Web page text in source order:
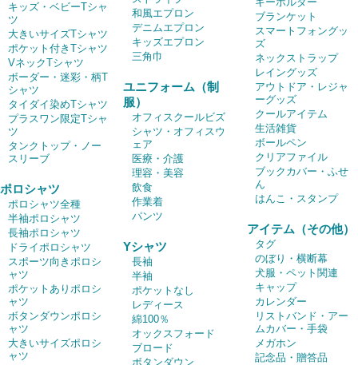
キッズ・ベビーTシャ
ツ
大きいサイズTシャツ
ポケット付きTシャツ
VネックTシャツ
ボーダー・迷彩・柄T
シャツ
タイダイ染めTシャツ
プラスワン限定Tシャ
ツ
タンクトップ・ノー
スリーブ
ポロシャツ
ポロシャツ全種
半袖ポロシャツ
長袖ポロシャツ
ドライポロシャツ
スポーツ向きポロシ
ャツ
ポケットありポロシ
ャツ
ボタンダウンポロシ
ャツ
大きいサイズポロシ
ャツ
和風エプロン
デニムエプロン
キッズエプロン
三角巾
ユニフォーム（制
服）
オフィスクールビズ
シャツ・オフィスウ
ェア
医療・介護
理容・美容
飲食
作業着
パンツ
Yシャツ
長袖
半袖
ポケットなし
レディース
綿100％
オックスフォード
ブロード
ボタンダウン
ブランケット
スマートフォングッ
ズ
ネックストラップ
レイングッズ
アウトドア・レジャ
ーグッズ
クールアイテム
生活雑貨
ボールペン
クリアファイル
ブックカバー・ふせ
ん
はんこ・スタンプ
アイテム（その他）
タグ
のぼり・横断幕
犬服・ペット関連
キャップ
カレンダー
リストバンド・アー
ムカバー・手袋
メガホン
記念品・贈答品